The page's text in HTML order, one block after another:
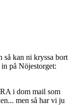
kan ni kryssa bort
på Nöjestorget:
i dom mail som
men så har vi ju